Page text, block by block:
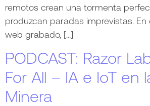
remotos crean una tormenta
produzcan paradas imprevistas.
web grabado, […]
PODCAST: Razor
For All – IA e IoT en
Minera